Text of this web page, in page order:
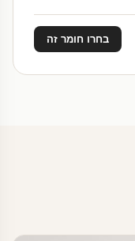
בחרו חומר זה